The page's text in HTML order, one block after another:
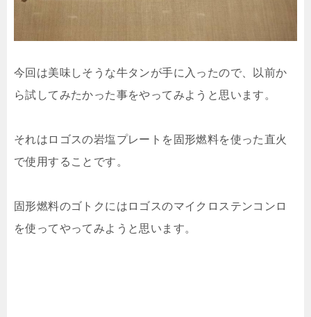
今回は美味しそうな牛タンが手に入ったので、以前か
ら試してみたかった事をやってみようと思います。
それはロゴスの岩塩プレートを固形燃料を使った直火
で使用することです。
固形燃料のゴトクにはロゴスのマイクロステンコンロ
を使ってやってみようと思います。